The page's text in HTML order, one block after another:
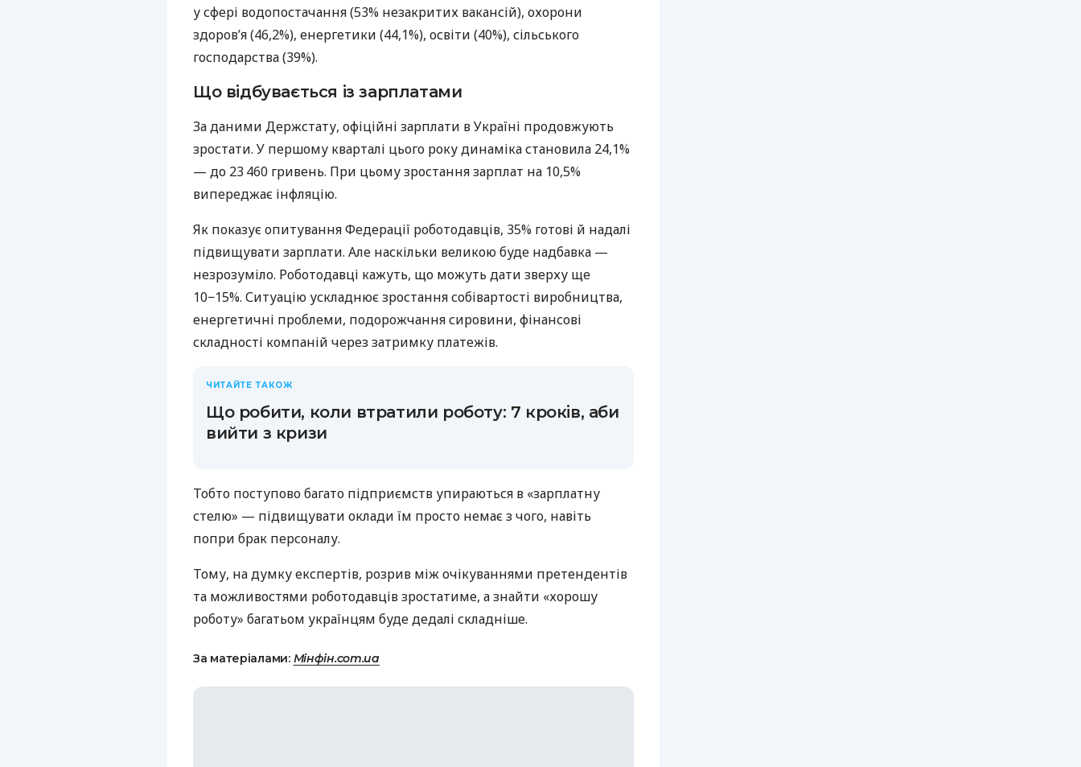
у сфері водопостачання (53% незакритих вакансій), охорони
здоров’я (46,2%), енергетики (44,1%), освіти (40%), сільського
господарства (39%).
Що відбувається із зарплатами
За даними Держстату, офіційні зарплати в Україні продовжують
зростати. У першому кварталі цього року динаміка становила 24,1%
— до 23 460 гривень. При цьому зростання зарплат на 10,5%
випереджає інфляцію.
Як показує опитування Федерації роботодавців, 35% готові й надалі
підвищувати зарплати. Але наскільки великою буде надбавка —
незрозуміло. Роботодавці кажуть, що можуть дати зверху ще
10−15%. Ситуацію ускладнює зростання собівартості виробництва,
енергетичні проблеми, подорожчання сировини, фінансові
складності компаній через затримку платежів.
ЧИТАЙТЕ ТАКОЖ
Що робити, коли втратили роботу: 7 кроків, аби
вийти з кризи
Тобто поступово багато підприємств упираються в «зарплатну
стелю» — підвищувати оклади їм просто немає з чого, навіть
попри брак персоналу.
Тому, на думку експертів, розрив між очікуваннями претендентів
та можливостями роботодавців зростатиме, а знайти «хорошу
роботу» багатьом українцям буде дедалі складніше.
За матеріалами: Мінфін.com.ua